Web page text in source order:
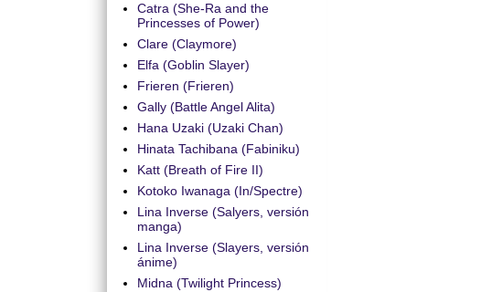
Catra (She-Ra and the
Princesses of Power)
Clare (Claymore)
Elfa (Goblin Slayer)
Frieren (Frieren)
Gally (Battle Angel Alita)
Hana Uzaki (Uzaki Chan)
Hinata Tachibana (Fabiniku)
Katt (Breath of Fire II)
Kotoko Iwanaga (In/Spectre)
Lina Inverse (Salyers, versión
manga)
Lina Inverse (Slayers, versión
ánime)
Midna (Twilight Princess)